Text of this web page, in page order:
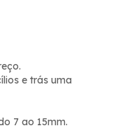
e trás uma
7 ao 15mm.